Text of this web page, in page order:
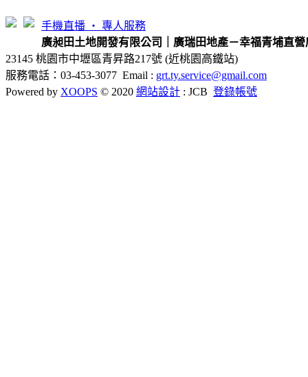
手機直播 ‧ 專人服務
廣昶田土地開發有限公司｜廣瑞田地產－幸福青埔直營
23145 桃園市中壢區青昇路217號 (近桃園高鐵站)
服務電話：03-453-3077 Email : grt.ty.service@gmail.com
Powered by XOOPS © 2020 網站設計 : JCB 登錄帳號